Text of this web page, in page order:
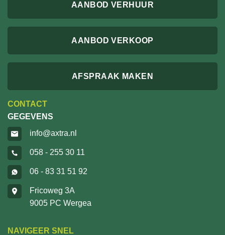
AANBOD VERHUUR
AANBOD VERKOOP
AFSPRAAK MAKEN
CONTACT
GEGEVENS
info@axtra.nl
058 - 255 30 11
06 - 83 31 51 92
Fricoweg 3A
9005 PC Wergea
NAVIGEER SNEL